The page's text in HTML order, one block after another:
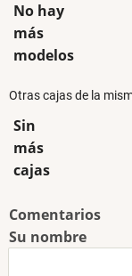
No hay
más
modelos
Otras cajas de la
Sin
más
cajas
Comentarios
Su nombre